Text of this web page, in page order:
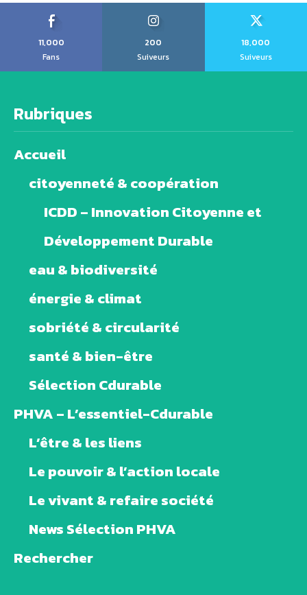
11,000
Fans
200
Suiveurs
18,000
Suiveurs
Rubriques
Accueil
citoyenneté & coopération
ICDD – Innovation Citoyenne et
Développement Durable
eau & biodiversité
énergie & climat
sobriété & circularité
santé & bien-être
Sélection Cdurable
PHVA – L’essentiel-Cdurable
L’être & les liens
Le pouvoir & l’action locale
Le vivant & refaire société
News Sélection PHVA
Rechercher